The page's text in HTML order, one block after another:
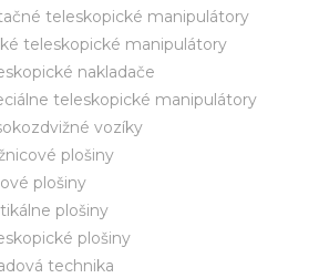
teleskopické manipulátory
teleskopické manipulátory
nakladače
teleskopické manipulátory
vozíky
plošiny
plošiny
plošiny
plošiny
technika